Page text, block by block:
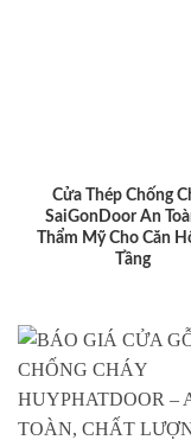
Cửa Thép Chống
SaiGonDoor An
Thẩm Mỹ Cho Căn
Tầng